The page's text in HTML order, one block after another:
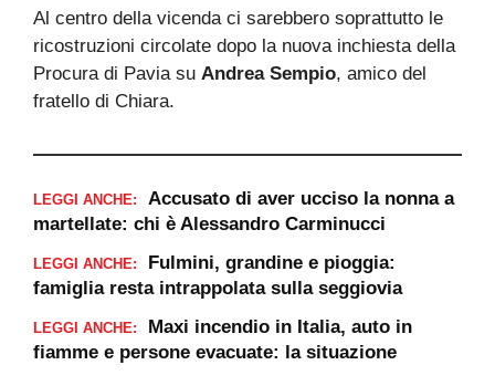
Al centro della vicenda ci sarebbero soprattutto le
ricostruzioni circolate dopo la nuova inchiesta della
Procura di Pavia su Andrea Sempio, amico del
fratello di Chiara.
LEGGI ANCHE:
Accusato di aver ucciso la nonna a
martellate: chi è Alessandro Carminucci
LEGGI ANCHE:
Fulmini, grandine e pioggia:
famiglia resta intrappolata sulla seggiovia
LEGGI ANCHE:
Maxi incendio in Italia, auto in
fiamme e persone evacuate: la situazione